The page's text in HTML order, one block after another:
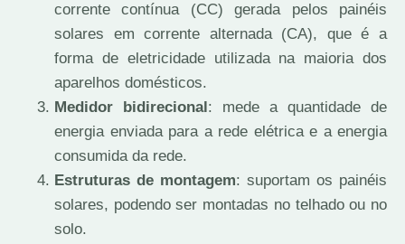
corrente contínua (CC) gerada pelos painéis
solares em corrente alternada (CA), que é a
forma de eletricidade utilizada na maioria dos
aparelhos domésticos.
Medidor bidirecional: mede a quantidade de
energia enviada para a rede elétrica e a energia
consumida da rede.
Estruturas de montagem: suportam os painéis
solares, podendo ser montadas no telhado ou no
solo.